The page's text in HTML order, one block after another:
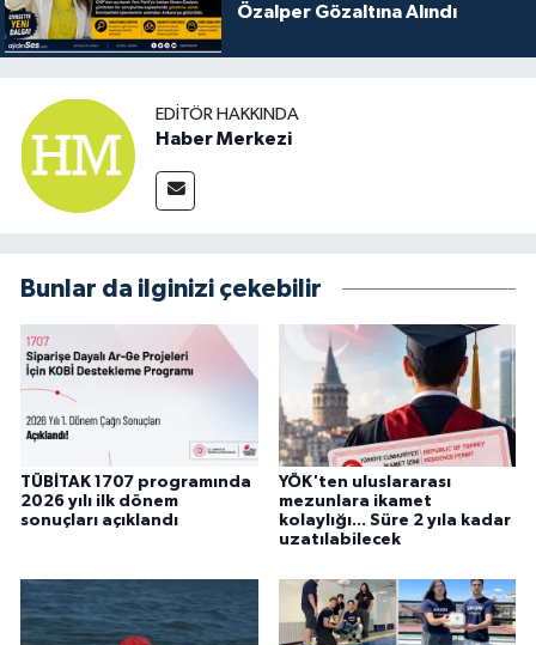
Özalper Gözaltına Alındı
EDITÖR HAKKINDA
Haber Merkezi
Bunlar da ilginizi çekebilir
TÜBİTAK 1707 programında
2026 yılı ilk dönem
sonuçları açıklandı
YÖK'ten uluslararası
mezunlara ikamet
kolaylığı... Süre 2 yıla kadar
uzatılabilecek